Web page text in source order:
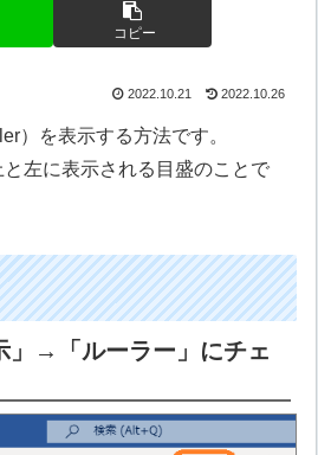
コピー
2022.10.21 2022.10.26
）を表示する方法です。
左に表示される目盛のことで
→「ルーラー」にチェ